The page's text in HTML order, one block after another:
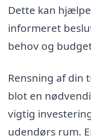
Dette kan
informeret
behov og
Rensning af din
blot en
vigtig
udendørs rum.